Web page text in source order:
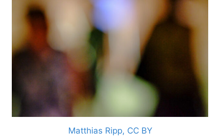
Matthias Ripp, CC BY